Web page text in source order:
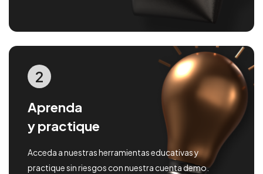
2
Aprenda
y practique
Acceda a nuestras herramientas educativas y
practique sin riesgos con nuestra cuenta demo.